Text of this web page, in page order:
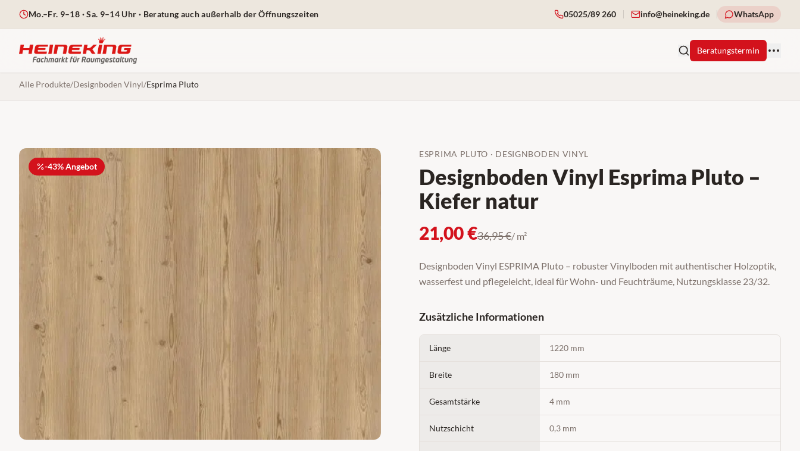
Mo.–Fr. 9–18 · Sa. 9–14 Uhr · Beratung auch außerhalb der Öffnungszeiten 05025/89 260 info@heineking.de WhatsApp
Beratungstermin
Alle Produkte/Designboden Vinyl/Esprima Pluto
-43% Angebot
ESPRIMA PLUTO · DESIGNBODEN VINYL
Designboden Vinyl Esprima Pluto –
Kiefer natur
21,00€36,95€/ m²
Designboden Vinyl ESPRIMA Pluto – robuster Vinylboden mit authentischer Holzoptik,
wasserfest und pflegeleicht, ideal für Wohn- und Feuchträume, Nutzungsklasse 23/32.
Zusätzliche Informationen
Länge 1220 mm
Breite 180 mm
Gesamtstärke 4 mm
Nutzschicht 0,3 mm